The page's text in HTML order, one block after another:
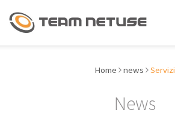
LAVORA CON NOI
Home news Servizi
News